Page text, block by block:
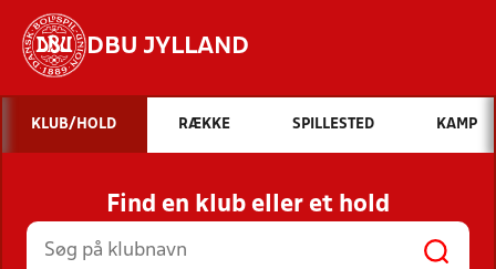
DBU JYLLAND
Hvad vil du søge efter?
INDHOLD OG NYHEDER
STILLINGER, RESULTATER, KLUBBER OG
HOLD
KLUB/HOLD RÆKKE SPILLESTED KAMP
Find en klub eller et hold